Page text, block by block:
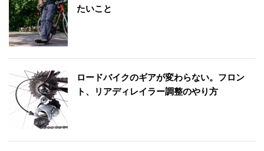
たいこと
ロードバイクのギアが変わらない。フロン
ト、リアディレイラー調整のやり方